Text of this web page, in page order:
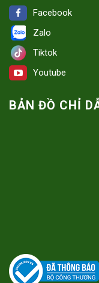
Facebook
Zalo
Tiktok
Youtube
BẢN ĐỒ CHỈ